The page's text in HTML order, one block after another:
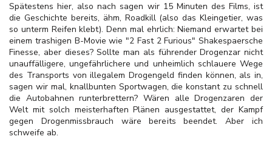
Spätestens hier, also nach sagen wir 15 Minuten des Films, ist
die Geschichte bereits, ähm, Roadkill (also das Kleingetier, was
so unterm Reifen klebt). Denn mal ehrlich: Niemand erwartet bei
einem trashigen B-Movie wie "2 Fast 2 Furious" Shakespaersche
Finesse, aber dieses? Sollte man als führender Drogenzar nicht
unauffälligere, ungefährlichere und unheimlich schlauere Wege
des Transports von illegalem Drogengeld finden können, als in,
sagen wir mal, knallbunten Sportwagen, die konstant zu schnell
die Autobahnen runterbrettern? Wären alle Drogenzaren der
Welt mit solch meisterhaften Plänen ausgestattet, der Kampf
gegen Drogenmissbrauch wäre bereits beendet. Aber ich
schweife ab.